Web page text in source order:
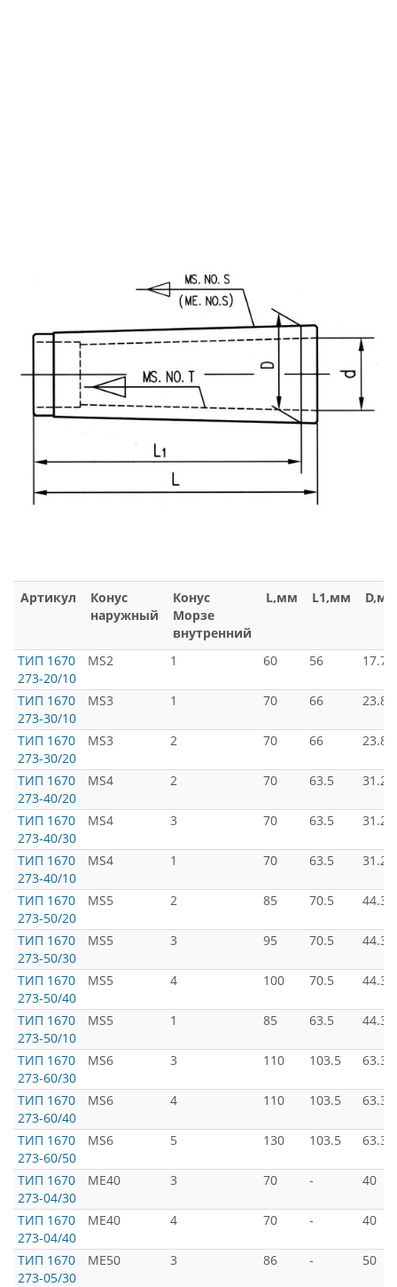
Артикул
Конус
наружный
Конус
Морзе
внутренний
L,мм L1,мм D,мм
ТИП 1670
273-20/10
MS2 1 60 56
ТИП 1670
273-30/10
MS3 1 70 66
ТИП 1670
273-30/20
MS3 2 70 66
ТИП 1670
273-40/20
MS4 2 70 63.5
ТИП 1670
273-40/30
MS4 3 70 63.5
ТИП 1670
273-40/10
MS4 1 70 63.5
ТИП 1670
273-50/20
MS5 2 85 70.5
ТИП 1670
273-50/30
MS5 3 95 70.5
ТИП 1670
273-50/40
MS5 4 100 70.5
ТИП 1670
273-50/10
MS5 1 85 63.5
ТИП 1670
273-60/30
MS6 3 110 103.5
ТИП 1670
273-60/40
MS6 4 110 103.5
ТИП 1670
273-60/50
MS6 5 130 103.5
ТИП 1670
273-04/30
ME40 3 70 - 40
ТИП 1670
273-04/40
ME40 4 70 - 40
ТИП 1670
273-05/30
ME50 3 86 - 50